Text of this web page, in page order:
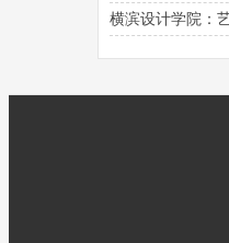
横滨设计学院：